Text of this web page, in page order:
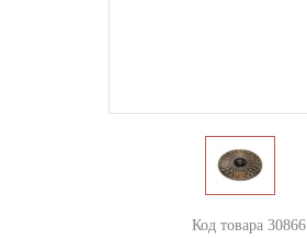
Код товара 30866